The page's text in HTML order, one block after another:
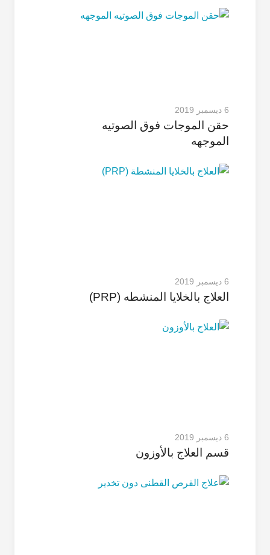
6 ديسمبر 2019
حقن الموجات فوق الصوتیه
الموجهه
6 ديسمبر 2019
العلاج بالخلایا المنشطه (PRP)
6 ديسمبر 2019
قسم العلاج بالأوزون